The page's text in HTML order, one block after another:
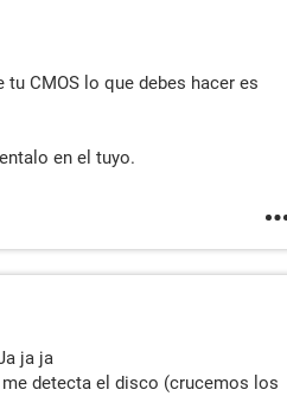
CMOS lo que debes hacer es
en el tuyo.
ja ja
detecta el disco (crucemos los